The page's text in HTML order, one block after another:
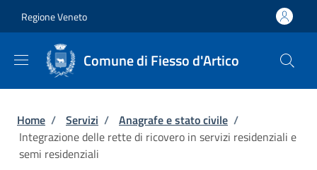
Regione Veneto
Comune di Fiesso d'Artico
Briciole di pane
Home / Servizi / Anagrafe e stato civile /
Integrazione delle rette di ricovero in servizi residenziali e
semi residenziali